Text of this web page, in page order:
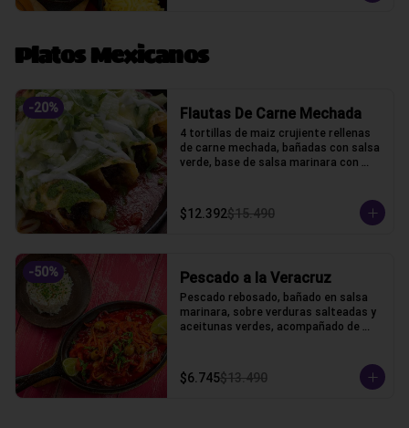
Platos Mexicanos
-20% Flautas De Carne Mechada
4 tortillas de maiz crujiente rellenas
de carne mechada, bañadas con salsa
verde, base de salsa marinara con
$12.392$15.490
-50% Pescado a la Veracruz
Pescado rebosado, bañado en salsa
marinara, sobre verduras salteadas y
aceitunas verdes, acompañado de
$6.745$13.490